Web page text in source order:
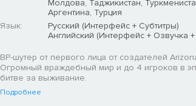
Молдова, Таджикистан,
Аргентина, Турция
Язык:
Русский (Интерфейс + Субтитры)
Английский (Интерфейс + Озвучка
ВР-шутер от первого лица от создателей
Огромный враждебный мир и до 4 игроков в
битве за выживание.
Подробнее